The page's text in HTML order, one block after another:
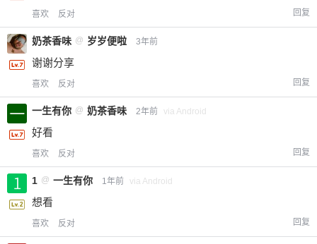
喜欢 反对 回复
奶茶香味 @ 岁岁便啦 3年前
谢谢分享
喜欢 反对 回复
一生有你 @ 奶茶香味 2年前 via Android
好看
喜欢 反对 回复
1 @ 一生有你 1年前 via Android
想看
喜欢 反对 回复